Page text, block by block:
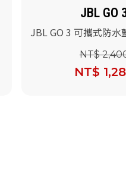
JBL GO
JBL GO 3 可攜式防水
NT$
NT$